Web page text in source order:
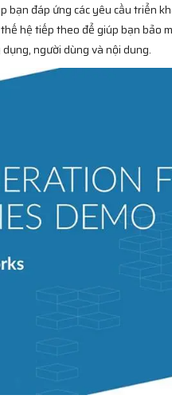
đáp ứng các yêu cầu triển
hệ tiếp theo để giúp bạn bảo
người dùng và nội dung.